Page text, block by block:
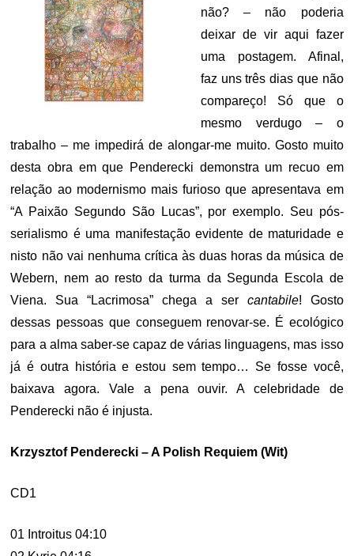
não? – não poderia
deixar de vir aqui fazer
uma postagem. Afinal,
faz uns três dias que não
compareço! Só que o
mesmo verdugo – o
trabalho – me impedirá de alongar-me muito. Gosto muito
desta obra em que Penderecki demonstra um recuo em
relação ao modernismo mais furioso que apresentava em
“A Paixão Segundo São Lucas”, por exemplo. Seu pós-
serialismo é uma manifestação evidente de maturidade e
nisto não vai nenhuma crítica às duas horas da música de
Webern, nem ao resto da turma da Segunda Escola de
Viena. Sua “Lacrimosa” chega a ser cantabile! Gosto
dessas pessoas que conseguem renovar-se. É ecológico
para a alma saber-se capaz de várias linguagens, mas isso
já é outra história e estou sem tempo… Se fosse você,
baixava agora. Vale a pena ouvir. A celebridade de
Penderecki não é injusta.
Krzysztof Penderecki – A Polish Requiem (Wit)
CD1
01 Introitus 04:10